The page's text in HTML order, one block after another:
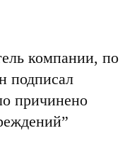
компании, по
подписал
причинено